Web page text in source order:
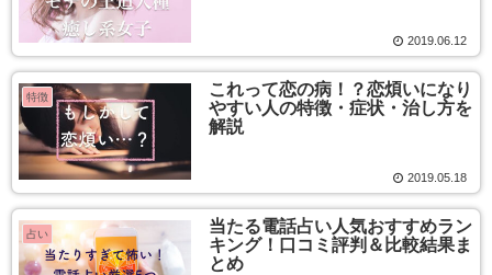
2019.06.12
特徴
これって恋の病！？恋煩いになり
やすい人の特徴・症状・治し方を
解説
2019.05.18
占い
当たる電話占い人気おすすめラン
キング！口コミ評判＆比較結果ま
とめ